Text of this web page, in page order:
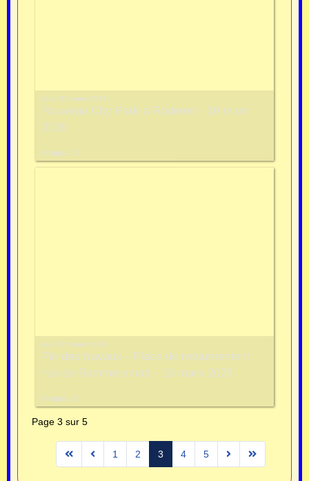
jeudi 19 mars 2026
Nouveau City Park à Roderen - 19 mars
2026
Images: 3
jeudi 19 mars 2026
Fin des travaux - Place de retournement
rue de Rammersmatt - 19 mars 2026
Images: 2
Page 3 sur 5
1 2 3 4 5